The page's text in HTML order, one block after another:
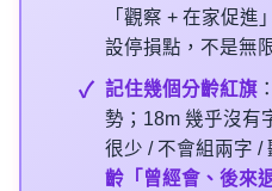
「觀察 + 在家促進
設停損點，不是無
記住幾個分齡紅旗
勢；18m 幾乎沒有
很少 / 不會組兩字 /
齡「曾經會、後來